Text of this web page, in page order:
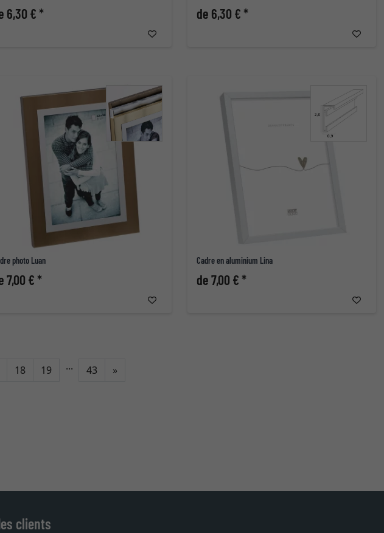
6,30 € * de 6,30 € *
photo Luan
7,00 € *
Cadre en aluminium Lina
de 7,00 € *
18 19 ... 43 »Continuer
clients